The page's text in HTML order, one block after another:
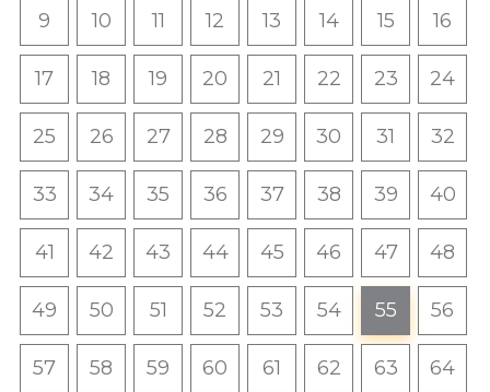
9 10 11 12 13 14 15 16
17 18 19 20 21 22 23 24
25 26 27 28 29 30 31 32
33 34 35 36 37 38 39 40
41 42 43 44 45 46 47 48
49 50 51 52 53 54 55 56
57 58 59 60 61 62 63 64